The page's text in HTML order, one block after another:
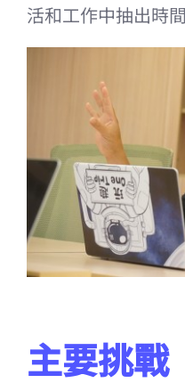
活和工作中抽出時
主要挑戰